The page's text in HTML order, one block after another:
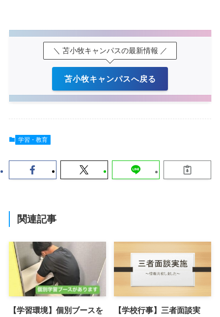
＼ 苫小牧キャンパスの最新情報 ／
苫小牧キャンパスへ戻る
学習・教育
関連記事
【学習環境】個別ブースを
【学校行事】三者面談実